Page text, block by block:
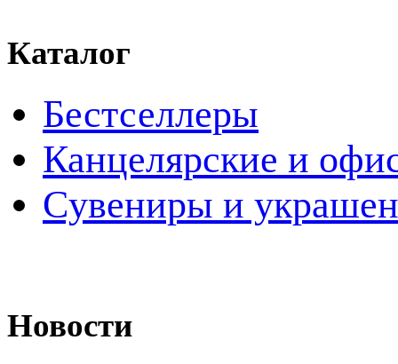
Каталог
Бестселлеры
Канцелярские и
Cувениры и
Новости